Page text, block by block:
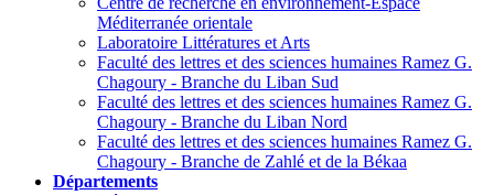
Méditerranée orientale
Laboratoire Littératures et Arts
Faculté des lettres et des sciences humaines Ramez G.
Chagoury - Branche du Liban Sud
Faculté des lettres et des sciences humaines Ramez G.
Chagoury - Branche du Liban Nord
Faculté des lettres et des sciences humaines Ramez G.
Chagoury - Branche de Zahlé et de la Békaa
Départements